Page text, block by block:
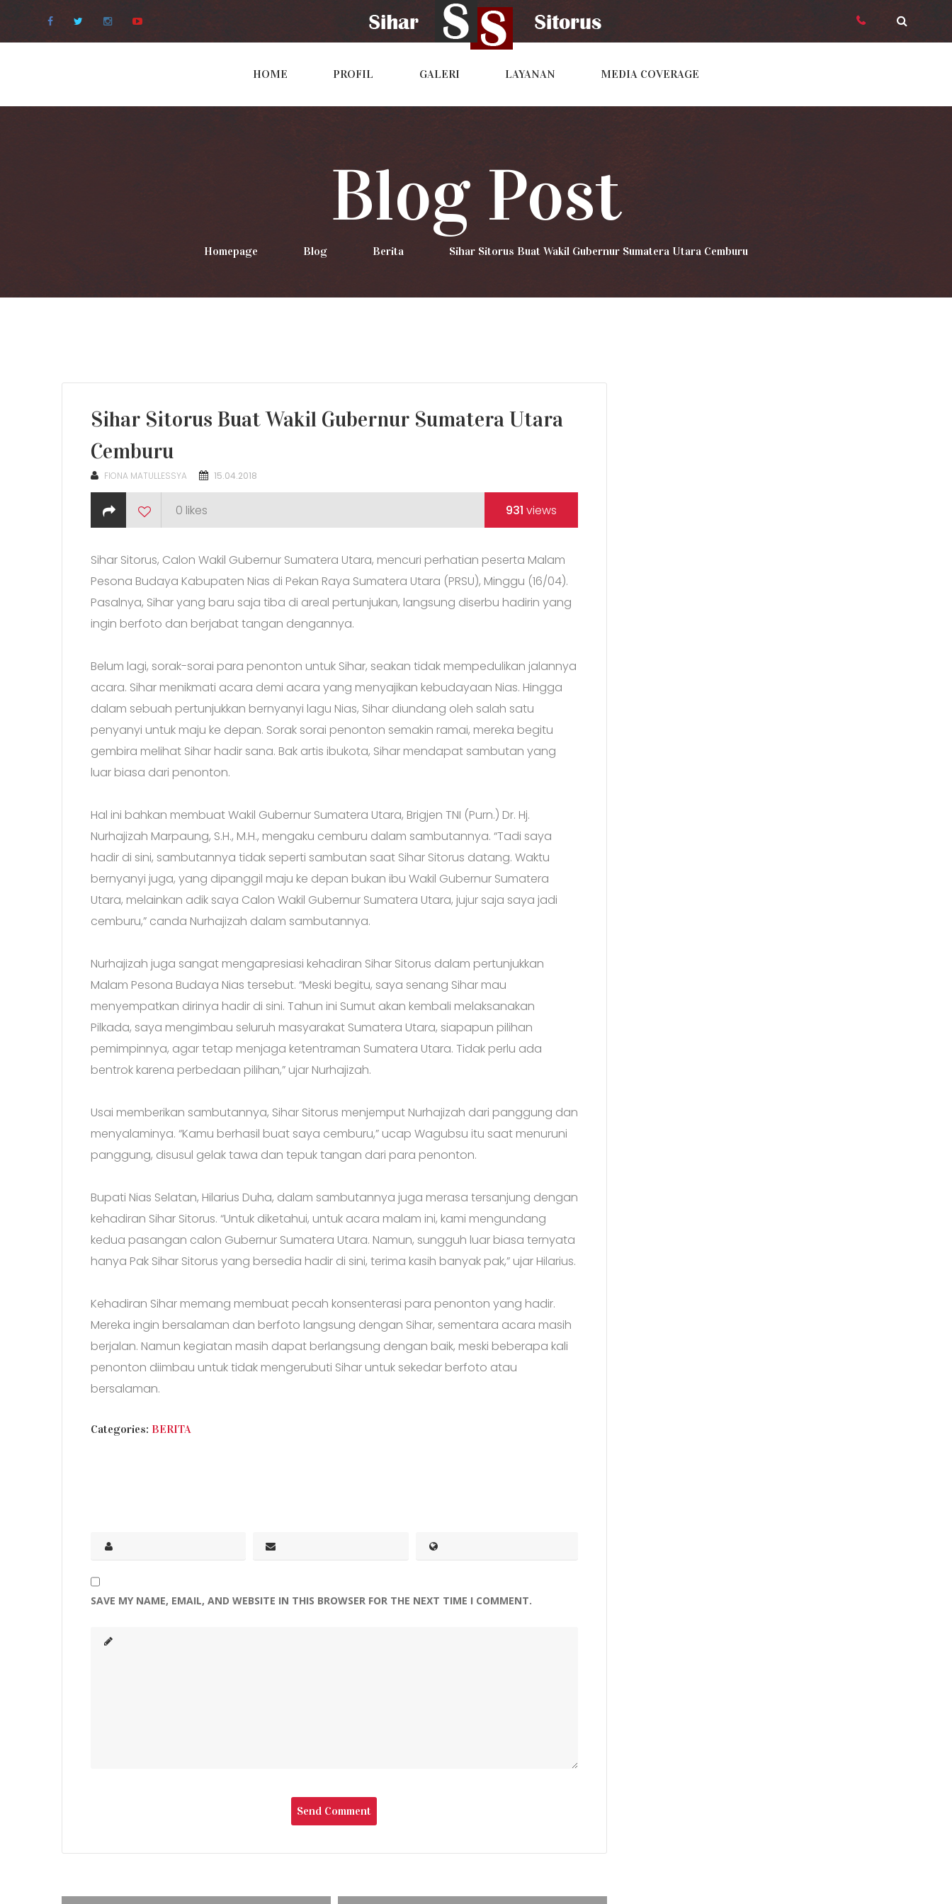
HOME PROFIL GALERI LAYANAN MEDIA COVERAGE
Blog Post
Homepage Blog Berita Sihar Sitorus Buat Wakil Gubernur Sumatera Utara Cemburu
Sihar Sitorus Buat Wakil Gubernur Sumatera Utara
Cemburu
FIONA MATULLESSYA
POSTED
15.04.2018
0 likes 931 views
Sihar Sitorus, Calon Wakil Gubernur Sumatera Utara, mencuri perhatian peserta Malam
Pesona Budaya Kabupaten Nias di Pekan Raya Sumatera Utara (PRSU), Minggu (16/04).
Pasalnya, Sihar yang baru saja tiba di areal pertunjukan, langsung diserbu hadirin yang
ingin berfoto dan berjabat tangan dengannya.
Belum lagi, sorak-sorai para penonton untuk Sihar, seakan tidak mempedulikan jalannya
acara. Sihar menikmati acara demi acara yang menyajikan kebudayaan Nias. Hingga
dalam sebuah pertunjukkan bernyanyi lagu Nias, Sihar diundang oleh salah satu
penyanyi untuk maju ke depan. Sorak sorai penonton semakin ramai, mereka begitu
gembira melihat Sihar hadir sana. Bak artis ibukota, Sihar mendapat sambutan yang
luar biasa dari penonton.
Hal ini bahkan membuat Wakil Gubernur Sumatera Utara, Brigjen TNI (Purn.) Dr. Hj.
Nurhajizah Marpaung, S.H., M.H., mengaku cemburu dalam sambutannya. “Tadi saya
hadir di sini, sambutannya tidak seperti sambutan saat Sihar Sitorus datang. Waktu
bernyanyi juga, yang dipanggil maju ke depan bukan ibu Wakil Gubernur Sumatera
Utara, melainkan adik saya Calon Wakil Gubernur Sumatera Utara, jujur saja saya jadi
cemburu,” canda Nurhajizah dalam sambutannya.
Nurhajizah juga sangat mengapresiasi kehadiran Sihar Sitorus dalam pertunjukkan
Malam Pesona Budaya Nias tersebut. “Meski begitu, saya senang Sihar mau
menyempatkan dirinya hadir di sini. Tahun ini Sumut akan kembali melaksanakan
Pilkada, saya mengimbau seluruh masyarakat Sumatera Utara, siapapun pilihan
pemimpinnya, agar tetap menjaga ketentraman Sumatera Utara. Tidak perlu ada
bentrok karena perbedaan pilihan,” ujar Nurhajizah.
Usai memberikan sambutannya, Sihar Sitorus menjemput Nurhajizah dari panggung dan
menyalaminya. “Kamu berhasil buat saya cemburu,” ucap Wagubsu itu saat menuruni
panggung, disusul gelak tawa dan tepuk tangan dari para penonton.
Bupati Nias Selatan, Hilarius Duha, dalam sambutannya juga merasa tersanjung dengan
kehadiran Sihar Sitorus. “Untuk diketahui, untuk acara malam ini, kami mengundang
kedua pasangan calon Gubernur Sumatera Utara. Namun, sungguh luar biasa ternyata
hanya Pak Sihar Sitorus yang bersedia hadir di sini, terima kasih banyak pak,” ujar Hilarius.
Kehadiran Sihar memang membuat pecah konsenterasi para penonton yang hadir.
Mereka ingin bersalaman dan berfoto langsung dengan Sihar, sementara acara masih
berjalan. Namun kegiatan masih dapat berlangsung dengan baik, meski beberapa kali
penonton diimbau untuk tidak mengerubuti Sihar untuk sekedar berfoto atau
bersalaman.
CATEGORIES
Categories: BERITA
SAVE MY NAME, EMAIL, AND WEBSITE IN THIS BROWSER FOR THE NEXT TIME I COMMENT.